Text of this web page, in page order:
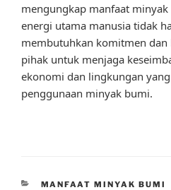
mengungkap manfaat
energi utama manusia tidak
membutuhkan komitmen dan
pihak untuk menjaga
ekonomi dan lingkungan
penggunaan minyak bumi.
CATEGORIES
MANFAAT MINYAK BUMI